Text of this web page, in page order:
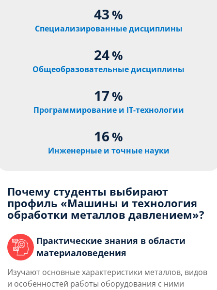
43%
Специализированные дисциплины
24%
Общеобразовательные дисциплины
17%
Программирование и IT-технологии
16%
Инженерные и точные науки
Почему студенты выбирают
профиль «Машины и технология
обработки металлов давлением»?
Практические знания в области
материаловедения
Изучают основные характеристики металлов, видов
и особенностей работы оборудования с ними